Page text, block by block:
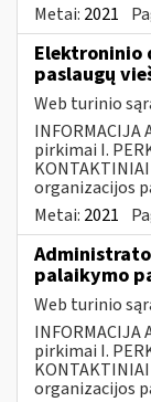
Metai: 2021
Elektroninio
paslaugų
Web turinio
INFORMACIJA
pirkimai I.
organizacijos
Metai: 2021
palaikymo
Web turinio
INFORMACIJA
pirkimai I.
organizacijos